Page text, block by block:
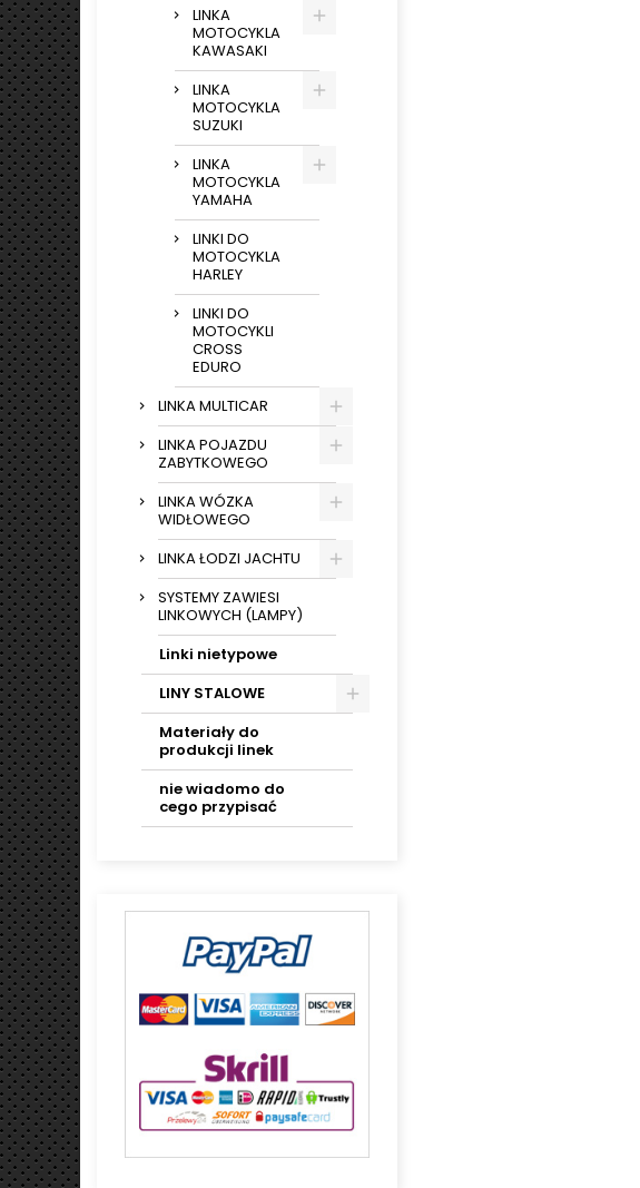
LINKA
MOTOCYKLA
KAWASAKI
LINKA
MOTOCYKLA
SUZUKI
LINKA
MOTOCYKLA
YAMAHA
LINKI DO
MOTOCYKLA
HARLEY
LINKI DO
MOTOCYKLI
CROSS
EDURO
LINKA MULTICAR
LINKA POJAZDU
ZABYTKOWEGO
LINKA WÓZKA
WIDŁOWEGO
LINKA ŁODZI JACHTU
SYSTEMY ZAWIESI
LINKOWYCH (LAMPY)
Linki nietypowe
LINY STALOWE
Materiały do
produkcji linek
nie wiadomo do
cego przypisać